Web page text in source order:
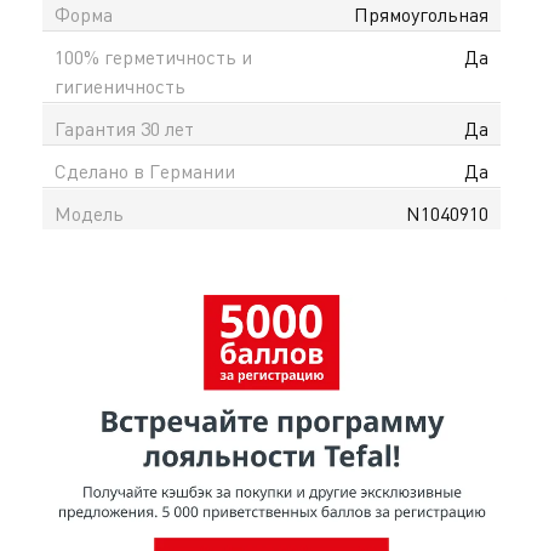
Форма
Прямоугольная
100% герметичность и
гигиеничность
Да
Гарантия 30 лет
Да
Сделано в Германии
Да
Модель
N1040910